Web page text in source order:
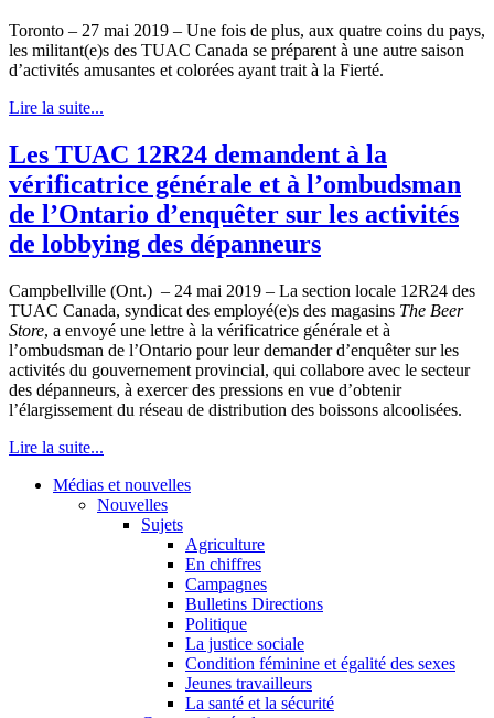
Toronto – 27 mai 2019 – Une fois de plus, aux quatre coins du pays,
les militant(e)s des TUAC Canada se préparent à une autre saison
d’activités amusantes et colorées ayant trait à la Fierté.
Lire la suite...
Les TUAC 12R24 demandent à la
vérificatrice générale et à l’ombudsman
de l’Ontario d’enquêter sur les activités
de lobbying des dépanneurs
Campbellville (Ont.) – 24 mai 2019 – La section locale 12R24 des
TUAC Canada, syndicat des employé(e)s des magasins The Beer
Store, a envoyé une lettre à la vérificatrice générale et à
l’ombudsman de l’Ontario pour leur demander d’enquêter sur les
activités du gouvernement provincial, qui collabore avec le secteur
des dépanneurs, à exercer des pressions en vue d’obtenir
l’élargissement du réseau de distribution des boissons alcoolisées.
Lire la suite...
Médias et nouvelles
Nouvelles
Sujets
Agriculture
En chiffres
Campagnes
Bulletins Directions
Politique
La justice sociale
Condition féminine et égalité des sexes
Jeunes travailleurs
La santé et la sécurité